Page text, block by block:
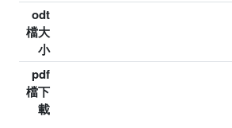
odt
檔大
小
pdf
檔下
載